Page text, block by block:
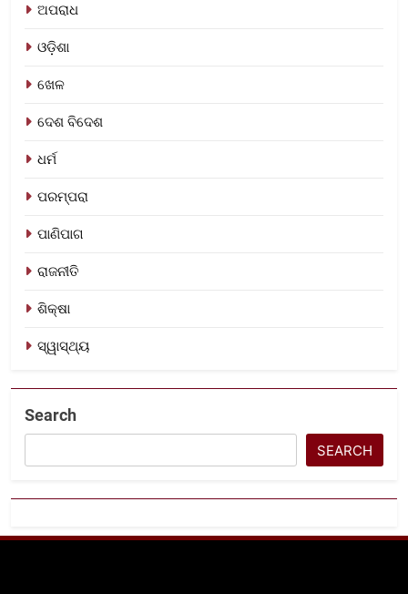
ଅପରାଧ
ଓଡ଼ିଶା
ଖେଳ
ଦେଶ ବିଦେଶ
ଧର୍ମ
ପରମ୍ପରା
ପାଣିପାଗ
ରାଜନୀତି
ଶିକ୍ଷା
ସ୍ୱାସ୍ଥ୍ୟ
Search
SEARCH